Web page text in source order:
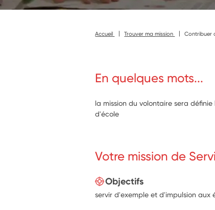
Accueil Trouver ma mission Contribuer
En quelques mots...
la mission du volontaire sera
d'école
Votre mission de
Objectifs
servir d'exemple et d'impulsion aux